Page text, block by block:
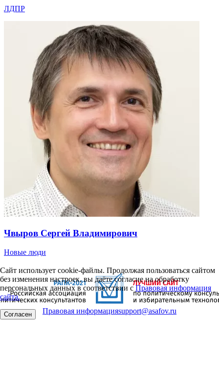
ЛДПР
Чвыров Сергей Владимирович
Новые люди
Сайт использует cookie-файлы. Продолжая пользоваться сайтом
без изменения настроек, вы даёте согласие на обработку
персональных данных в соответствии сПравовая информация
сайта.
Согласен Правовая информацияsupport@asafov.ru